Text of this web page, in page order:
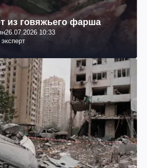
из говяжьего фарша
26.07.2026 10:33